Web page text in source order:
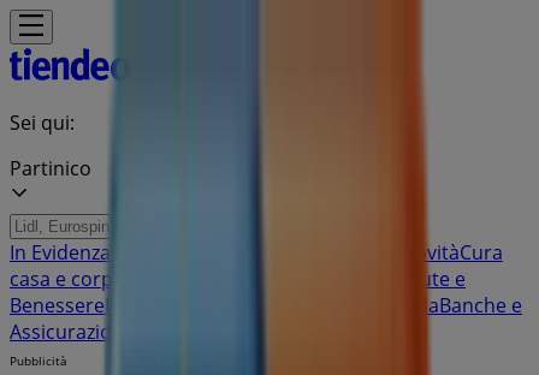
Sei qui:
Partinico
In Evidenza NovitàCura
casa e corpo
Salute e
BenessereInfanzia e giochi Sport e ModaBanche e
Assicurazioni
Pubblicità